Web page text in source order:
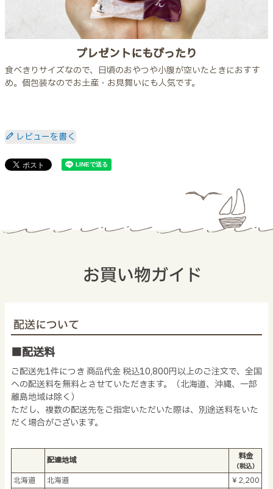
プレゼントにもぴったり
食べきりサイズなので、日頃のおやつや小腹が空いたときにおすす
め。個包装なのでお土産・お見舞いにも人気です。
レビューを書く
お買い物ガイド
配送について
■配送料
ご配送先1件につき 商品代金 税込10,800円以上のご注文で、全国
への配送料を無料とさせていただきます。（北海道、沖縄、一部
離島地域は除く）
ただし、複数の配送先をご指定いただいた際は、別途送料をいた
だく場合がございます。
配達地域 料金
（税込）
北海道 北海道
￥2,200